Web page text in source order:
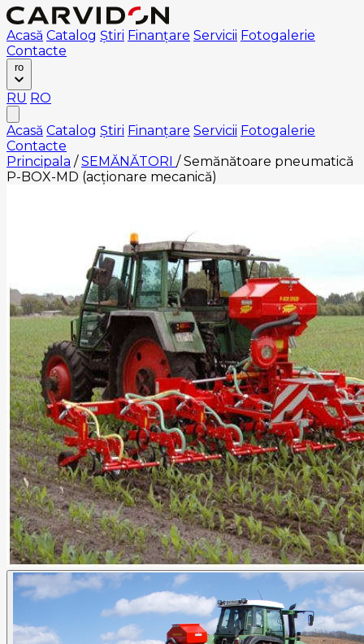
Acasă Catalog Știri Finanțare Servicii Fotogalerie
Contacte
ro
RU RO
Acasă Catalog Știri Finanțare Servicii Fotogalerie
Contacte
Principala / SEMĂNĂTORI / Semănătoare pneumatică
P-BOX-MD (acționare mecanică)